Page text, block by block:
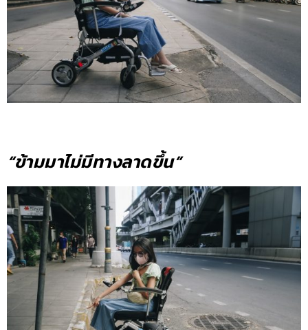
“ข้ามมาไม่มีทางลาดขึ้น”